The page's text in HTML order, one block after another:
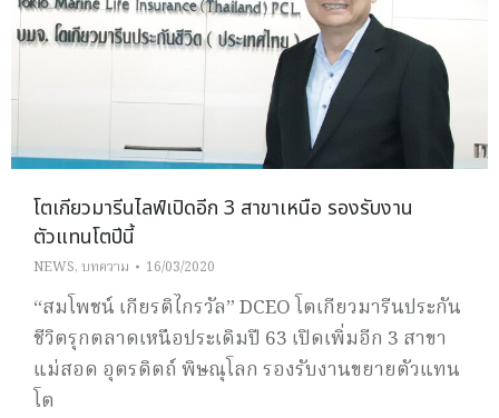
โตเกียวมารีนไลฟ์เปิดอีก 3 สาขาเหนือ รองรับงาน
ตัวแทนโตปีนี้
NEWS, บทความ 16/03/2020
“สมโพชน์ เกียรติไกรวัล” DCEO โตเกียวมารีนประกัน
ชีวิตรุกตลาดเหนือประเดิมปี 63 เปิดเพิ่มอีก 3 สาขา
แม่สอด อุตรดิตถ์ พิษณุโลก รองรับงานขยายตัวแทน
โต